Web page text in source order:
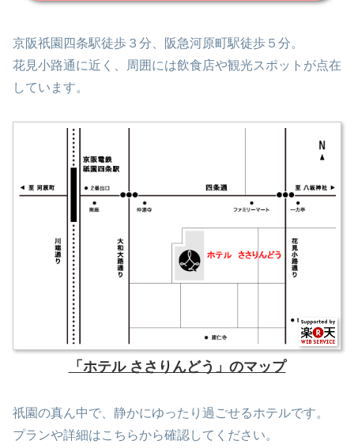
京阪祇園四条駅徒歩３分、阪急河原町駅徒歩５分。
花見小路通に近く、周囲には飲食店や観光スポットが点在
しています。
「ホテル ささりんどう」のマップ
祇園の真ん中で、静かにゆったり過ごせるホテルです。
プランや詳細はこちらから確認してください。